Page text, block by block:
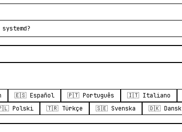
🇪🇸 Español 🇵🇹 Português 🇮🇹 Italiano
Polski 🇹🇷 Türkçe 🇸🇪 Svenska 🇩🇰 Dansk